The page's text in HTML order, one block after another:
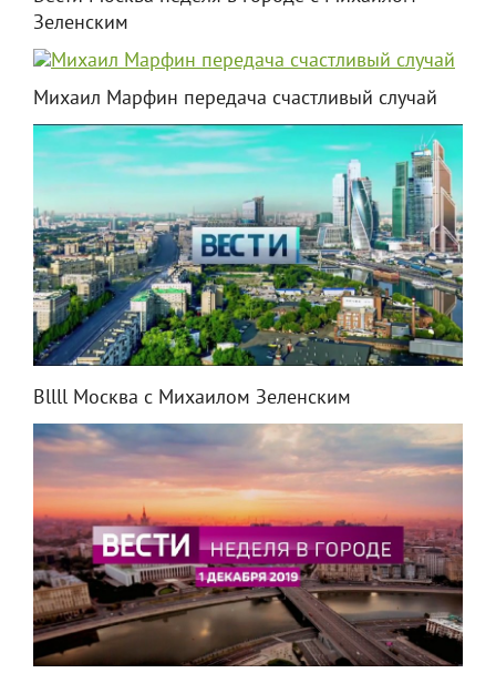
Зеленским
Михаил Марфин передача счастливый случай
Вllll Москва с Михаилом Зеленским